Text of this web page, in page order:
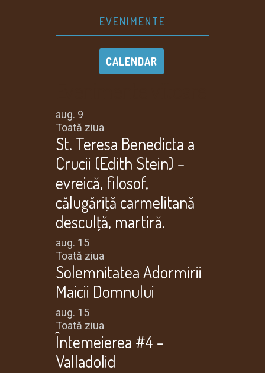
EVENIMENTE
CALENDAR
aug. 9
Toată ziua
St. Teresa Benedicta a
Crucii (Edith Stein) –
evreică, filosof,
călugăriţă carmelitană
desculţă, martiră.
aug. 15
Toată ziua
Solemnitatea Adormirii
Maicii Domnului
aug. 15
Toată ziua
Întemeierea #4 –
Valladolid